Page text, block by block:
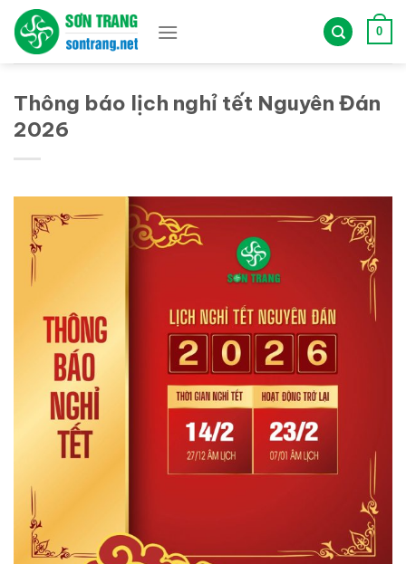
qua
0
Thông báo lịch nghỉ tết Nguyên Đán
2026